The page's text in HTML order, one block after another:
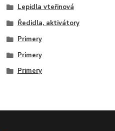
Lepidla vteřinová
Ředidla, aktivátory
Primery
Primery
Primery